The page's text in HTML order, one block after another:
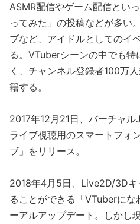
ASMR配信やゲーム配信とい
ってみた」の投稿などが多い
ブなど、アイドルとしてのイ
る。VTuberシーンの中でも
く、チャンネル登録者100万
籍する。
2017年12月21日、バーチャル
ライブ視聴用のスマートフォ
ブ」をリリース。
2018年4月5日、Live2D/3D
ることができる「VTuberにな
ーアルアップデート。しかし